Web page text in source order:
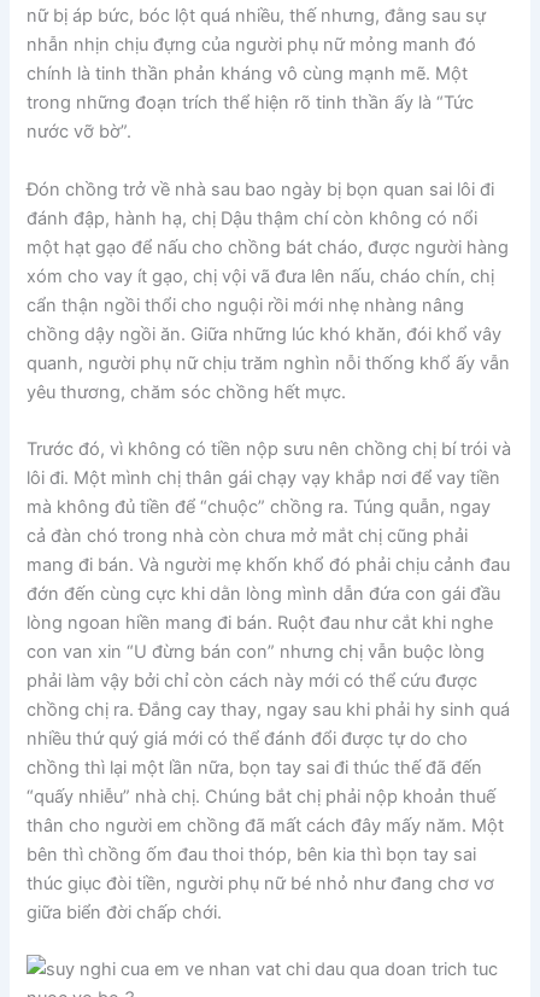
nữ bị áp bức, bóc lột quá nhiều, thế nhưng, đằng sau sự
nhẫn nhịn chịu đựng của người phụ nữ mỏng manh đó
chính là tinh thần phản kháng vô cùng mạnh mẽ. Một
trong những đoạn trích thể hiện rõ tinh thần ấy là “Tức
nước vỡ bờ”.
Đón chồng trở về nhà sau bao ngày bị bọn quan sai lôi đi
đánh đập, hành hạ, chị Dậu thậm chí còn không có nổi
một hạt gạo để nấu cho chồng bát cháo, được người hàng
xóm cho vay ít gạo, chị vội vã đưa lên nấu, cháo chín, chị
cẩn thận ngồi thổi cho nguội rồi mới nhẹ nhàng nâng
chồng dậy ngồi ăn. Giữa những lúc khó khăn, đói khổ vây
quanh, người phụ nữ chịu trăm nghìn nỗi thống khổ ấy vẫn
yêu thương, chăm sóc chồng hết mực.
Trước đó, vì không có tiền nộp sưu nên chồng chị bí trói và
lôi đi. Một mình chị thân gái chạy vạy khắp nơi để vay tiền
mà không đủ tiền để “chuộc” chồng ra. Túng quẫn, ngay
cả đàn chó trong nhà còn chưa mở mắt chị cũng phải
mang đi bán. Và người mẹ khốn khổ đó phải chịu cảnh đau
đớn đến cùng cực khi dằn lòng mình dẫn đứa con gái đầu
lòng ngoan hiền mang đi bán. Ruột đau như cắt khi nghe
con van xin “U đừng bán con” nhưng chị vẫn buộc lòng
phải làm vậy bởi chỉ còn cách này mới có thể cứu được
chồng chị ra. Đắng cay thay, ngay sau khi phải hy sinh quá
nhiều thứ quý giá mới có thể đánh đổi được tự do cho
chồng thì lại một lần nữa, bọn tay sai đi thúc thế đã đến
“quấy nhiễu” nhà chị. Chúng bắt chị phải nộp khoản thuế
thân cho người em chồng đã mất cách đây mấy năm. Một
bên thì chồng ốm đau thoi thóp, bên kia thì bọn tay sai
thúc giục đòi tiền, người phụ nữ bé nhỏ như đang chơ vơ
giữa biển đời chấp chới.